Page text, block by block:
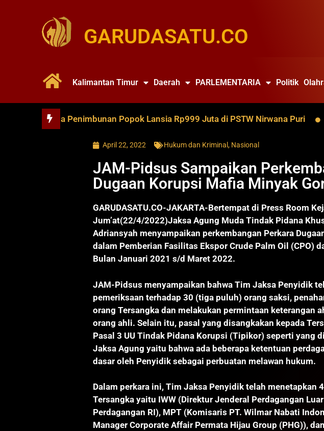
GARUDASATU.CO
Kalimantan Timur Daerah PARLEMENTARIA Politik
Ada Penimbunan Popok Lansia Rp999 Juta di PSTW Nirwana Puri
April 22, 2022 Hukum dan Kriminal , Nasional
JAM-Pidsus Sampaikan
Dugaan Korupsi Mafia Minyak
GARUDASATU.CO-JAKARTA-Bertempat di Press Room
Jum’at(22/4/2022)Jaksa Agung Muda Tindak Pidana
Adriansyah menyampaikan perkembangan Perkara
dalam Pemberian Fasilitas Ekspor Crude Palm Oil (CPO)
Bulan Januari 2021 s/d Maret 2022.
JAM-Pidsus menyampaikan bahwa Tim Jaksa Penyidik
pemeriksaan terhadap 30 (tiga puluh) orang saksi,
orang Tersangka dan melakukan permintaan keterangan
orang ahli. Selain itu, pasal yang disangkakan kepada
Pasal 3 UU Tindak Pidana Korupsi (Tipikor) seperti yang
Jaksa Agung yaitu bahwa ada beberapa ketentuan
dasar oleh Penyidik sebagai perbuatan melawan hukum.
Dalam perkara ini, Tim Jaksa Penyidik telah menetapkan
Tersangka yaitu IWW (Direktur Jenderal Perdagangan
Perdagangan RI), MPT (Komisaris PT. Wilmar Nabati
Manager Corporate Affair Permata Hijau Group (PHG)),